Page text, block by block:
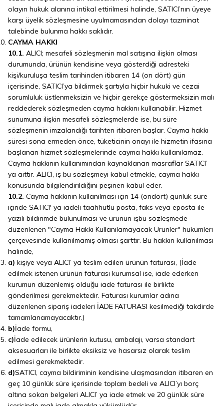
olayın hukuk alanına intikal ettirilmesi halinde, SATICI’nın üyeye
karşı üyelik sözleşmesine uyulmamasından dolayı tazminat
talebinde bulunma hakkı saklıdır.
CAYMA HAKKI
10.1. ALICI; mesafeli sözleşmenin mal satışına ilişkin olması
durumunda, ürünün kendisine veya gösterdiği adresteki
kişi/kuruluşa teslim tarihinden itibaren 14 (on dört) gün
içerisinde, SATICI’ya bildirmek şartıyla hiçbir hukuki ve cezai
sorumluluk üstlenmeksizin ve hiçbir gerekçe göstermeksizin malı
reddederek sözleşmeden cayma hakkını kullanabilir. Hizmet
sunumuna ilişkin mesafeli sözleşmelerde ise, bu süre
sözleşmenin imzalandığı tarihten itibaren başlar. Cayma hakkı
süresi sona ermeden önce, tüketicinin onayı ile hizmetin ifasına
başlanan hizmet sözleşmelerinde cayma hakkı kullanılamaz.
Cayma hakkının kullanımından kaynaklanan masraflar SATICI’
ya aittir. ALICI, iş bu sözleşmeyi kabul etmekle, cayma hakkı
konusunda bilgilendirildiğini peşinen kabul eder.
10.2. Cayma hakkının kullanılması için 14 (ondört) günlük süre
içinde SATICI' ya iadeli taahhütlü posta, faks veya eposta ile
yazılı bildirimde bulunulması ve ürünün işbu sözleşmede
düzenlenen "Cayma Hakkı Kullanılamayacak Ürünler" hükümleri
çerçevesinde kullanılmamış olması şarttır. Bu hakkın kullanılması
halinde,
a) kişiye veya ALICI’ ya teslim edilen ürünün faturası, (İade
edilmek istenen ürünün faturası kurumsal ise, iade ederken
kurumun düzenlemiş olduğu iade faturası ile birlikte
gönderilmesi gerekmektedir. Faturası kurumlar adına
düzenlenen sipariş iadeleri İADE FATURASI kesilmediği takdirde
tamamlanamayacaktır.)
b)İade formu,
c)İade edilecek ürünlerin kutusu, ambalajı, varsa standart
aksesuarları ile birlikte eksiksiz ve hasarsız olarak teslim
edilmesi gerekmektedir.
d)SATICI, cayma bildiriminin kendisine ulaşmasından itibaren en
geç 10 günlük süre içerisinde toplam bedeli ve ALICI’yı borç
altına sokan belgeleri ALICI’ ya iade etmek ve 20 günlük süre